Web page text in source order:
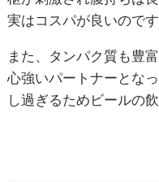
実はコスパが良いのです
また、タンパク質も豊
心強いパートナーとな
し過ぎるためビールの